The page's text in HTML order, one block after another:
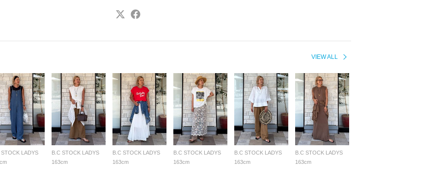
VIEW ALL
STOCK LADYS
B.C STOCK LADYS
163cm
B.C STOCK LADYS
163cm
B.C STOCK LADYS
163cm
B.C STOCK LADYS
163cm
B.C STOCK LADYS
163cm